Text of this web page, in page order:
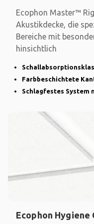
Ecophon Master™
Akustikdecke, die
Bereiche mit
hinsichtlich
Farbbeschichtete
Schlagfestes System
Ecophon Hygiene